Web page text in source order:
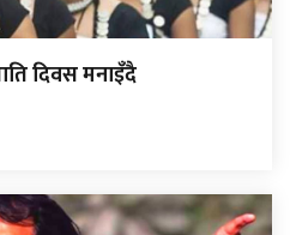
दिवस मनाइँदै